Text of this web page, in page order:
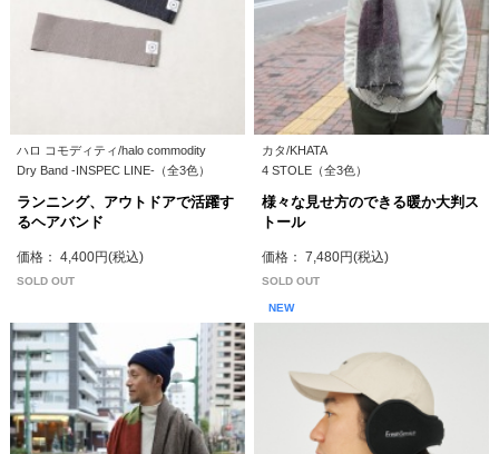
ハロ コモディティ/halo commodity
Dry Band -INSPEC LINE-（全3色）
ランニング、アウトドアで活躍す
るヘアバンド
価格： 4,400円(税込)
SOLD OUT
カタ/KHATA
4 STOLE（全3色）
様々な見せ方のできる暖か大判ス
トール
価格： 7,480円(税込)
SOLD OUT
NEW